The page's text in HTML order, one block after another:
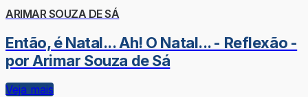
ARIMAR SOUZA DE SÁ
Então, é Natal... Ah! O Natal... - Reflexão -
por Arimar Souza de Sá
Veja mais